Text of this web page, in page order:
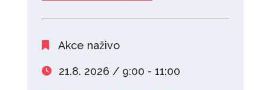
Akce naživo
21.8. 2026 / 9:00 - 11:00